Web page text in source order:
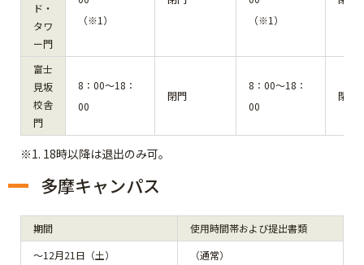
ド・
タワ
ー門
（※1）
（※1）
富士
見坂
校舎
門
8：00～18：
00
閉門
8：00～18：
00
閉門
※1. 18時以降は退出のみ可。
多摩キャンパス
期間
使用時間帯および提出書類
～12月21日（土）
（通常）